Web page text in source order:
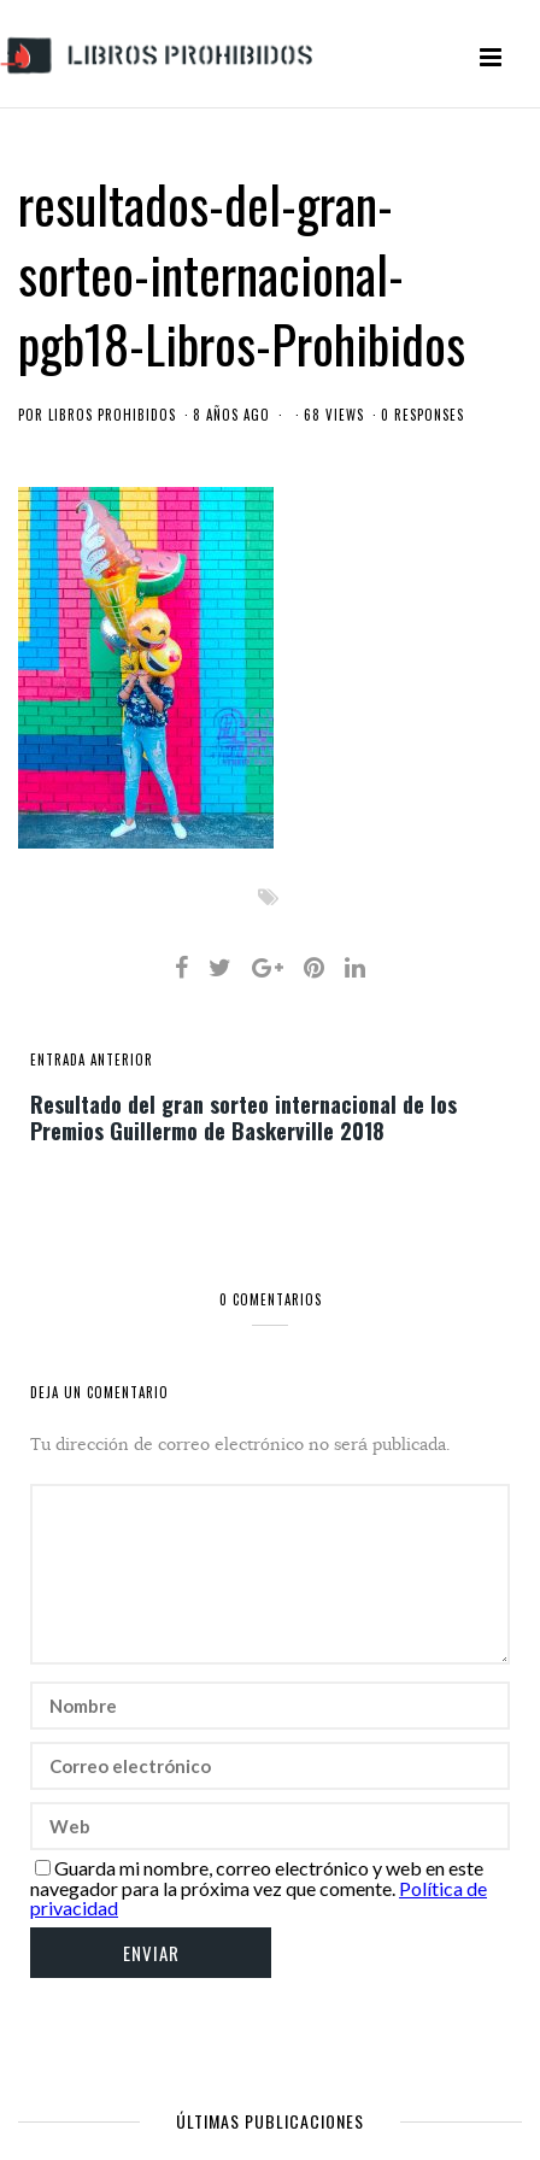
resultados-del-gran-
sorteo-internacional-
pgb18-Libros-Prohibidos
POR LIBROS PROHIBIDOS 8 AÑOS AGO 68 VIEWS 0 RESPONSES
ENTRADA ANTERIOR
Resultado del gran sorteo internacional de los
Premios Guillermo de Baskerville 2018
0 COMENTARIOS
DEJA UN COMENTARIO
Tu dirección de correo electrónico no será publicada.
Guarda mi nombre, correo electrónico y web en este
navegador para la próxima vez que comente. Política de
privacidad
ÚLTIMAS PUBLICACIONES